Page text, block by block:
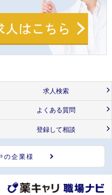
求人検索
よくある質問
登録して相談
の企業様